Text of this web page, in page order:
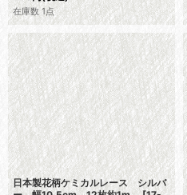
在庫数 1点
日本製花柄ケミカルレース シルバ